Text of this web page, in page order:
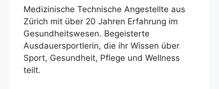
Medizinische Technische Angestellte aus
Zürich mit über 20 Jahren Erfahrung im
Gesundheitswesen. Begeisterte
Ausdauersportlerin, die ihr Wissen über
Sport, Gesundheit, Pflege und Wellness
teilt.